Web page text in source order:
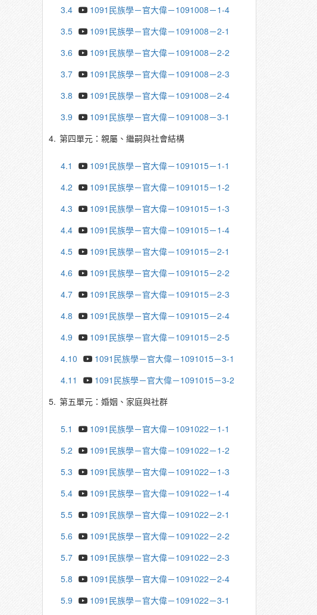
3.4
1091民族學－官大偉－1091008－1-4
3.5
1091民族學－官大偉－1091008－2-1
3.6
1091民族學－官大偉－1091008－2-2
3.7
1091民族學－官大偉－1091008－2-3
3.8
1091民族學－官大偉－1091008－2-4
3.9
1091民族學－官大偉－1091008－3-1
4. 第四單元：親屬、繼嗣與社會結構
4.1
1091民族學－官大偉－1091015－1-1
4.2
1091民族學－官大偉－1091015－1-2
4.3
1091民族學－官大偉－1091015－1-3
4.4
1091民族學－官大偉－1091015－1-4
4.5
1091民族學－官大偉－1091015－2-1
4.6
1091民族學－官大偉－1091015－2-2
4.7
1091民族學－官大偉－1091015－2-3
4.8
1091民族學－官大偉－1091015－2-4
4.9
1091民族學－官大偉－1091015－2-5
4.10
1091民族學－官大偉－1091015－3-1
4.11
1091民族學－官大偉－1091015－3-2
5. 第五單元：婚姻、家庭與社群
5.1
1091民族學－官大偉－1091022－1-1
5.2
1091民族學－官大偉－1091022－1-2
5.3
1091民族學－官大偉－1091022－1-3
5.4
1091民族學－官大偉－1091022－1-4
5.5
1091民族學－官大偉－1091022－2-1
5.6
1091民族學－官大偉－1091022－2-2
5.7
1091民族學－官大偉－1091022－2-3
5.8
1091民族學－官大偉－1091022－2-4
5.9
1091民族學－官大偉－1091022－3-1